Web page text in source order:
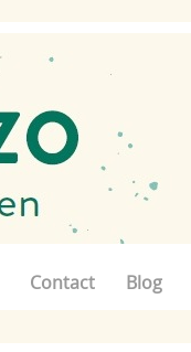
Contact Blog